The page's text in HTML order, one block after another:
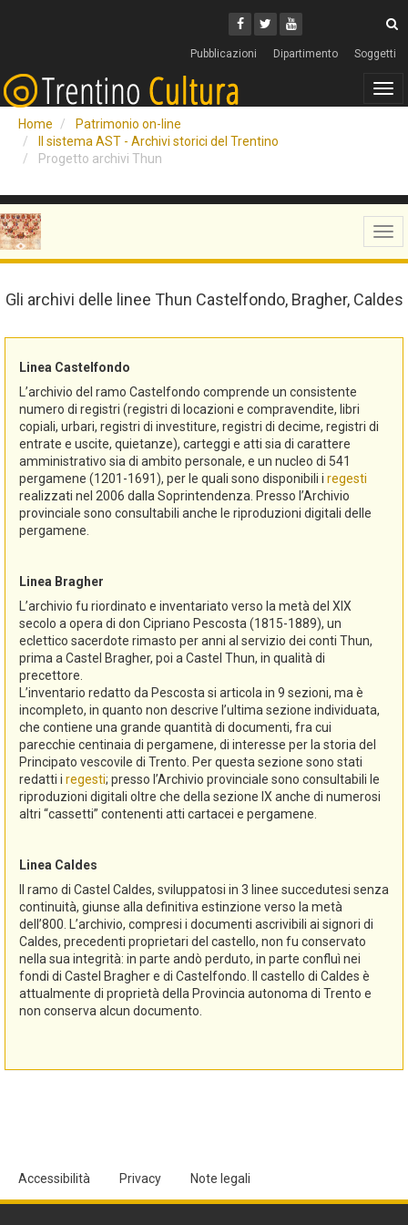
Facebook
Twitter
Youtube
Pubblicazioni Dipartimento Soggetti
Home
Patrimonio on-line
Il sistema AST - Archivi storici del Trentino
Progetto archivi Thun
Gli archivi delle linee Thun Castelfondo, Bragher, Caldes
Linea Castelfondo
L’archivio del ramo Castelfondo comprende un consistente
numero di registri (registri di locazioni e compravendite, libri
copiali, urbari, registri di investiture, registri di decime, registri di
entrate e uscite, quietanze), carteggi e atti sia di carattere
amministrativo sia di ambito personale, e un nucleo di 541
pergamene (1201-1691), per le quali sono disponibili i regesti
realizzati nel 2006 dalla Soprintendenza. Presso l’Archivio
provinciale sono consultabili anche le riproduzioni digitali delle
pergamene.
Linea Bragher
L’archivio fu riordinato e inventariato verso la metà del XIX
secolo a opera di don Cipriano Pescosta (1815-1889), un
eclettico sacerdote rimasto per anni al servizio dei conti Thun,
prima a Castel Bragher, poi a Castel Thun, in qualità di
precettore.
L’inventario redatto da Pescosta si articola in 9 sezioni, ma è
incompleto, in quanto non descrive l’ultima sezione individuata,
che contiene una grande quantità di documenti, fra cui
parecchie centinaia di pergamene, di interesse per la storia del
Principato vescovile di Trento. Per questa sezione sono stati
redatti i regesti; presso l’Archivio provinciale sono consultabili le
riproduzioni digitali oltre che della sezione IX anche di numerosi
altri “cassetti” contenenti atti cartacei e pergamene.
Linea Caldes
Il ramo di Castel Caldes, sviluppatosi in 3 linee succedutesi senza
continuità, giunse alla definitiva estinzione verso la metà
dell’800. L’archivio, compresi i documenti ascrivibili ai signori di
Caldes, precedenti proprietari del castello, non fu conservato
nella sua integrità: in parte andò perduto, in parte confluì nei
fondi di Castel Bragher e di Castelfondo. Il castello di Caldes è
attualmente di proprietà della Provincia autonoma di Trento e
non conserva alcun documento.
Accessibilità Privacy Note legali